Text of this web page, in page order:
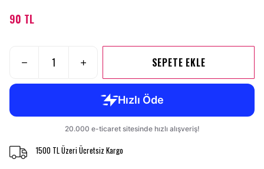
90 TL
SEPETE EKLE
1500 TL Üzeri Ücretsiz Kargo